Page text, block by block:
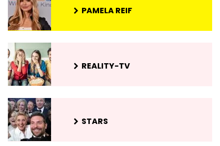
PAMELA REIF
REALITY-TV
STARS